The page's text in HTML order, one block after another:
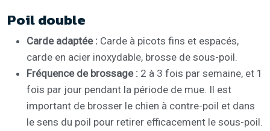
Poil double
Carde adaptée : Carde à picots fins et espacés,
carde en acier inoxydable, brosse de sous-poil.
Fréquence de brossage : 2 à 3 fois par semaine, et 1
fois par jour pendant la période de mue. Il est
important de brosser le chien à contre-poil et dans
le sens du poil pour retirer efficacement le sous-poil.